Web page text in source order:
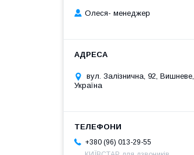
Олеся- менеджер
вул. Залізнична, 92, Вишневе,
Україна
+380 (96) 013-29-55